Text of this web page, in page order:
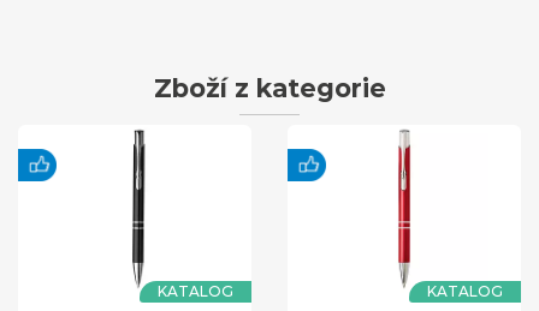
Zboží z kategorie
KATALOG
KATALOG